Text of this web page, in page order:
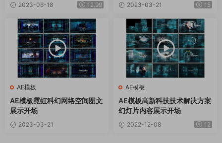
2023-06-18 12.99 2023-03-21 15
AE模板
AE模板霓虹科幻网络空间图文
展示开场
2023-03-21
AE模板
AE模板高新科技技术解决方案
幻灯片内容展示开场
2022-12-08 12